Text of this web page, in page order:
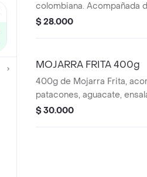
colombiana. Acompañada
blanco, patacones y
$ 28.000
MOJARRA FRITA 400g
400g de Mojarra Frita,
patacones, aguacate,
arroz.
$ 30.000